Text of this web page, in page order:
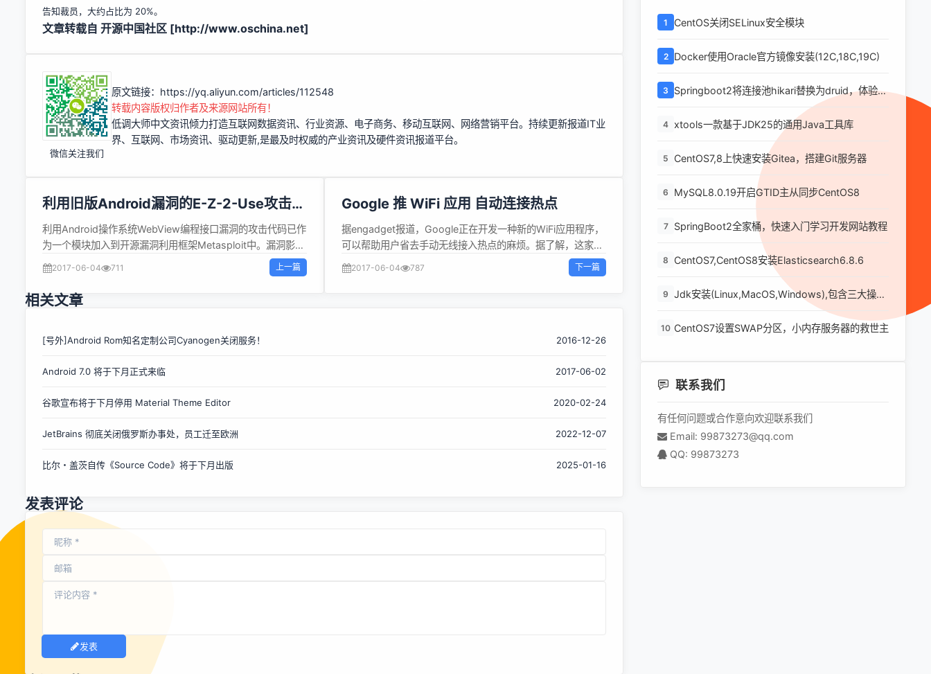
告知裁员，大约占比为 20%。
文章转载自 开源中国社区 [http://www.oschina.net]
微信关注我们
原文链接： https://yq.aliyun.com/articles/112548
转载内容版权归作者及来源网站所有！
低调大师中文资讯倾力打造互联网数据资讯、行业资源、电子商务、移动互联网、网络营销平台。持续更新报道IT业
界、互联网、市场资讯、驱动更新,是最及时权威的产业资讯及硬件资讯报道平台。
利用旧版Android漏洞的E-Z-2-Use攻击代
码发布
利用Android操作系统WebView编程接口漏洞的攻击代码已作
为一个模块加入到开源漏洞利用框架Metasploit中。漏洞影响
Android 4.2之前的版本，Google在Android 4.2中修正了这
个漏洞，但根据官方统计， 超过五成用户仍然使用存在漏洞的
旧版本。WebView的漏洞允许攻击者在Android浏览器和其它
应用中注入恶意 JavaScript代码，获得与目标程序相同的访
统、照相机，地理位置数据、SD卡数据和 地址簿。漏洞还可
中，而不是私有的 GMS 应用平台，只有更新系统才能修正漏
使供应商尽快升级系统。 文章转载自 开源中国社区
2017-06-04 711 上一篇
Google 推 WiFi 应用 自动连接热点
据engadget报道，Google正在开发一种新的WiFi应用程序，
可以帮助用户省去手动无线接入热点的麻烦。据了解，这家搜
索巨头已经开发了Android和iOS版本的自动验证程序，可自
动连接到星巴克门店内或其它免费的谷歌热点。 不过现在看起
2017-06-04 787 下一篇
相关文章
[号外]Android Rom知名定制公司Cyanogen关闭服务！ 2016-12-26
Android 7.0 将于下月正式来临 2017-06-02
谷歌宣布将于下月停用 Material Theme Editor 2020-02-24
JetBrains 彻底关闭俄罗斯办事处，员工迁至欧洲 2022-12-07
比尔・盖茨自传《Source Code》将于下月出版 2025-01-16
发表评论
发表
1 CentOS关闭SELinux安全模块
2 Docker使用Oracle官方镜像安装(12C,18C,19C)
3
Springboot2将连接池hikari替换为druid，体验最
4 xtools一款基于JDK25的通用Java工具库
5 CentOS7,8上快速安装Gitea，搭建Git服务器
6 MySQL8.0.19开启GTID主从同步CentOS8
7 SpringBoot2全家桶，快速入门学习开发网站教程
8 CentOS7,CentOS8安装Elasticsearch6.8.6
9 Jdk安装(Linux,MacOS,Windows),包含三大操作
10 CentOS7设置SWAP分区，小内存服务器的救世主
联系我们
有任何问题或合作意向欢迎联系我们
Email: 99873273@qq.com
QQ: 99873273